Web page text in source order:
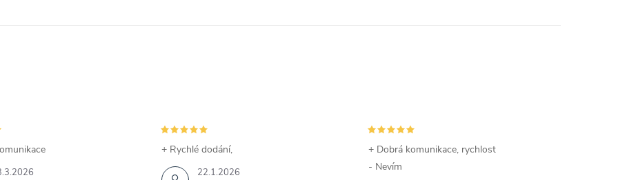
22.1.2026
+ Rychlé dodání,
+ Dobrá komunikace, rychlost
- Nevím